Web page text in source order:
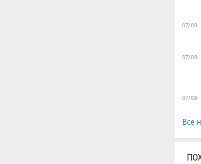
07/08
07/08
07/08
Все